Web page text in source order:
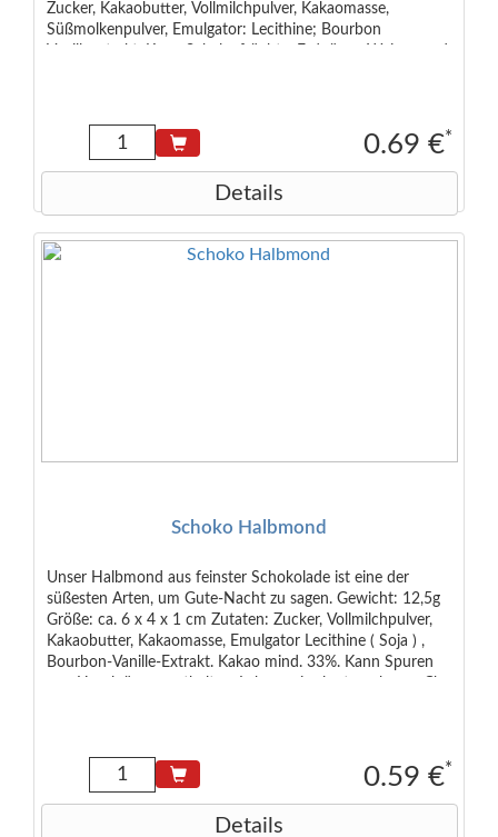
Zucker, Kakaobutter, Vollmilchpulver, Kakaomasse,
Süßmolkenpulver, Emulgator: Lecithine; Bourbon
0.69 €*
Details
Schoko Halbmond
Unser Halbmond aus feinster Schokolade ist eine der
süßesten Arten, um Gute-Nacht zu sagen. Gewicht: 12,5g
Größe: ca. 6 x 4 x 1 cm Zutaten: Zucker, Vollmilchpulver,
Kakaobutter, Kakaomasse, Emulgator Lecithine ( Soja ) ,
Bourbon-Vanille-Extrakt. Kakao mind. 33%. Kann Spuren
0.59 €*
Details